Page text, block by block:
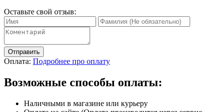
Оставьте свой отзыв:
Отправить
Оплата: Подробнее про оплату
Возможные способы оплаты:
Наличными в магазине или курьеру